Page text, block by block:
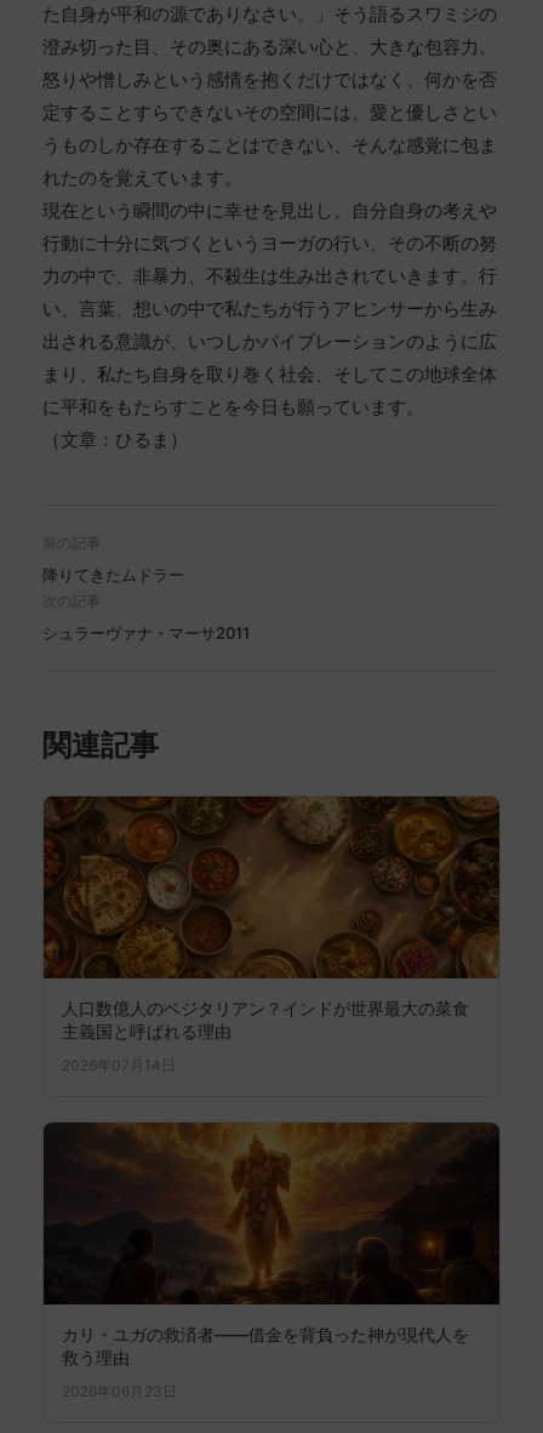
た自身が平和の源でありなさい。」そう語るスワミジの
澄み切った目、その奥にある深い心と、大きな包容力。
怒りや憎しみという感情を抱くだけではなく、何かを否
定することすらできないその空間には、愛と優しさとい
うものしか存在することはできない、そんな感覚に包ま
れたのを覚えています。
現在という瞬間の中に幸せを見出し、自分自身の考えや
行動に十分に気づくというヨーガの行い、その不断の努
力の中で、非暴力、不殺生は生み出されていきます。行
い、言葉、想いの中で私たちが行うアヒンサーから生み
出される意識が、いつしかバイブレーションのように広
まり、私たち自身を取り巻く社会、そしてこの地球全体
に平和をもたらすことを今日も願っています。
（文章：ひるま）
前の記事
降りてきたムドラー
次の記事
シュラーヴァナ・マーサ2011
関連記事
人口数億人のベジタリアン？インドが世界最大の菜食
主義国と呼ばれる理由
2026年07月14日
カリ・ユガの救済者――借金を背負った神が現代人を
救う理由
2026年06月23日